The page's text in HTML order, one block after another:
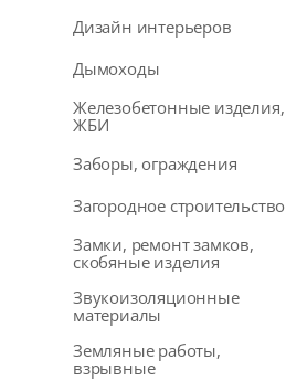
Дизайн интерьеров
Дымоходы
Железобетонные изделия,
ЖБИ
Заборы, ограждения
Загородное строительство
Замки, ремонт замков,
скобяные изделия
Звукоизоляционные
материалы
Земляные работы,
взрывные